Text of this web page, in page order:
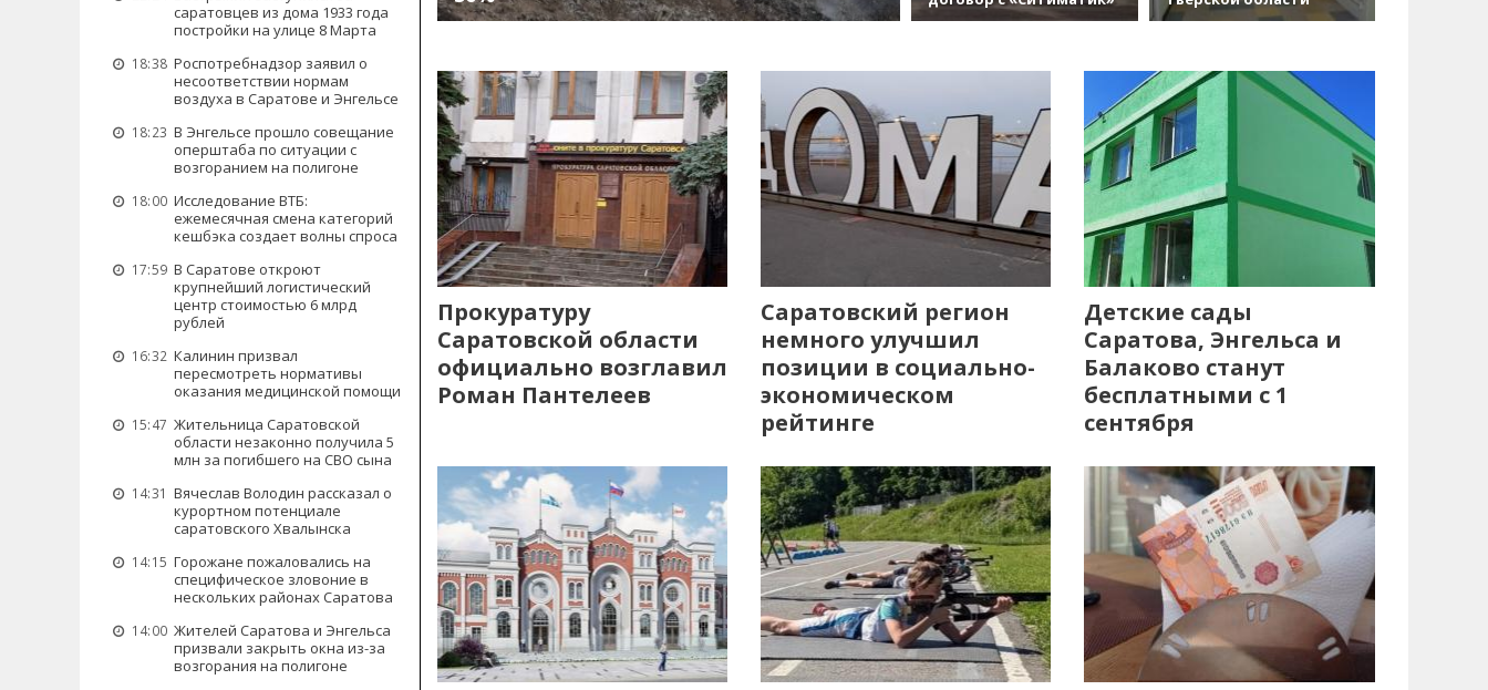
саратовцев из дома 1933 года
постройки на улице 8 Марта
18:38 Роспотребнадзор заявил о
несоответствии нормам
воздуха в Саратове и Энгельсе
18:23 В Энгельсе прошло совещание
оперштаба по ситуации с
возгоранием на полигоне
18:00 Исследование ВТБ:
ежемесячная смена категорий
кешбэка создает волны спроса
17:59 В Саратове откроют
крупнейший логистический
центр стоимостью 6 млрд
рублей
16:32 Калинин призвал
пересмотреть нормативы
оказания медицинской помощи
15:47 Жительница Саратовской
области незаконно получила 5
млн за погибшего на СВО сына
14:31 Вячеслав Володин рассказал о
курортном потенциале
саратовского Хвалынска
14:15 Горожане пожаловались на
специфическое зловоние в
нескольких районах Саратова
14:00 Жителей Саратова и Энгельса
призвали закрыть окна из-за
возгорания на полигоне
Прокуратуру
Саратовской области
официально возглавил
Роман Пантелеев
Саратовский регион
немного улучшил
позиции в социально-
экономическом
рейтинге
Детские сады
Саратова, Энгельса и
Балаково станут
бесплатными с 1
сентября